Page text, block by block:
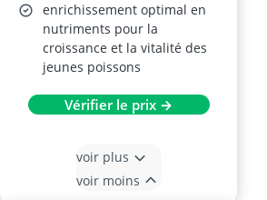
enrichissement optimal en
nutriments pour la
croissance et la vitalité des
jeunes poissons
Vérifier le prix →
voir plus
voir moins